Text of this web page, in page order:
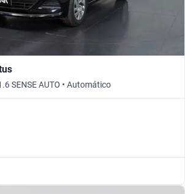
SENSE AUTO • Automático